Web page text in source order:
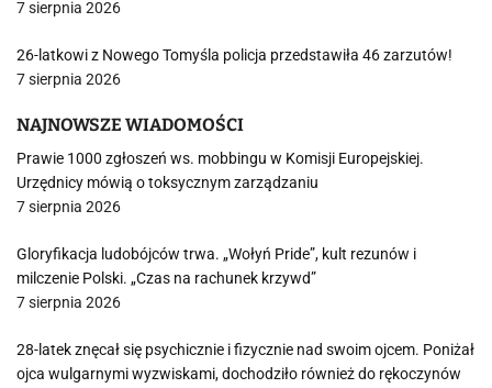
7 sierpnia 2026
26-latkowi z Nowego Tomyśla policja przedstawiła 46 zarzutów!
7 sierpnia 2026
NAJNOWSZE WIADOMOŚCI
Prawie 1000 zgłoszeń ws. mobbingu w Komisji Europejskiej.
Urzędnicy mówią o toksycznym zarządzaniu
7 sierpnia 2026
Gloryfikacja ludobójców trwa. „Wołyń Pride”, kult rezunów i
milczenie Polski. „Czas na rachunek krzywd”
7 sierpnia 2026
28-latek znęcał się psychicznie i fizycznie nad swoim ojcem. Poniżał
ojca wulgarnymi wyzwiskami, dochodziło również do rękoczynów